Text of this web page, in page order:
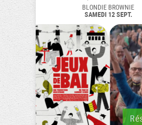
BLONDIE BROWNIE
SAMEDI 12 SEPT.